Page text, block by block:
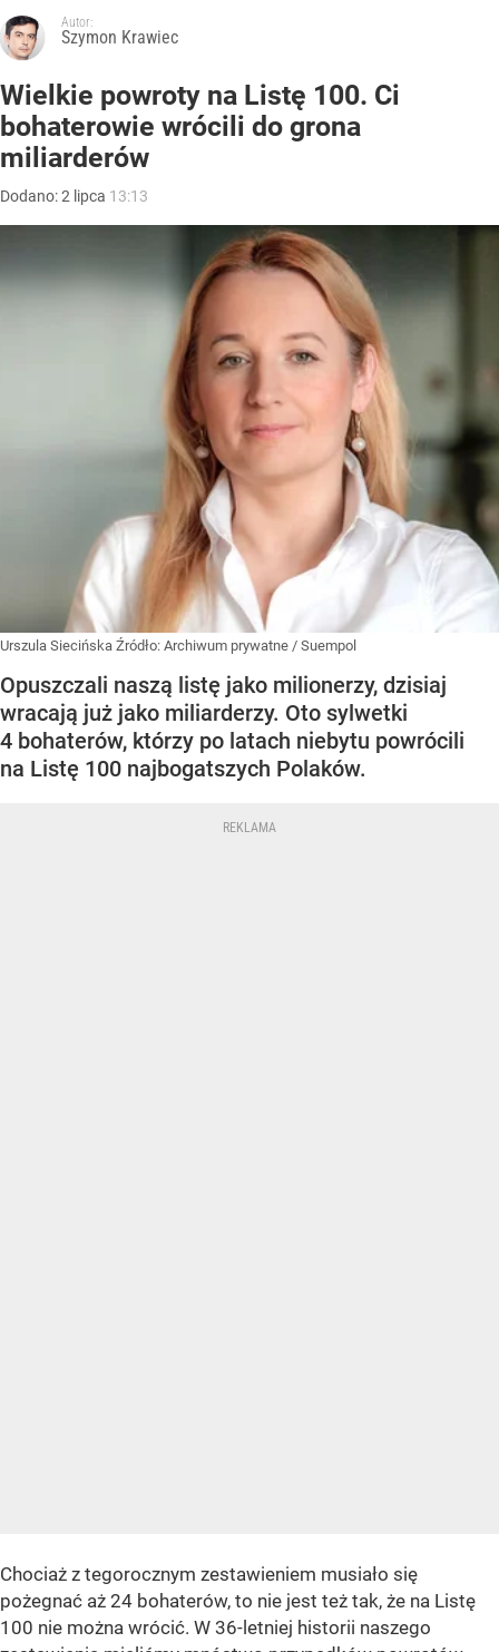
Autor:
Szymon Krawiec
Wielkie powroty na Listę 100. Ci
bohaterowie wrócili do grona
miliarderów
Dodano:2 lipca 13:13
Urszula Siecińska Źródło: Archiwum prywatne / Suempol
Opuszczali naszą listę jako milionerzy, dzisiaj
wracają już jako miliarderzy. Oto sylwetki
4 bohaterów, którzy po latach niebytu powrócili
na Listę 100 najbogatszych Polaków.
Chociaż z tegorocznym zestawieniem musiało się
pożegnać aż 24 bohaterów, to nie jest też tak, że na Listę
100 nie można wrócić. W 36-letniej historii naszego